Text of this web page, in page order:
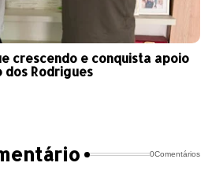
crescendo e conquista apoio
Rodrigues
0Comentários